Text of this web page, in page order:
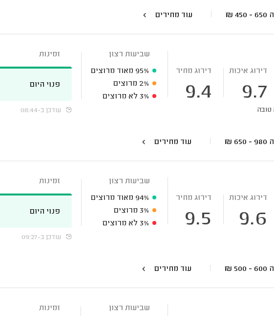
650 - 450
₪ עוד מחירים
דירוג איכות
9.7
דירוג מחיר
9.4
שביעות רצון
95% מאוד מרוצים
2% מרוצים
3% לא מרוצים
זמינות
פנוי היום
עודכן ב-08:44
980 - 650
₪ עוד מחירים
דירוג איכות
9.6
דירוג מחיר
9.5
שביעות רצון
94% מאוד מרוצים
3% מרוצים
3% לא מרוצים
זמינות
פנוי היום
עודכן ב-09:27
600 - 500
₪ עוד מחירים
שביעות רצון
זמינות